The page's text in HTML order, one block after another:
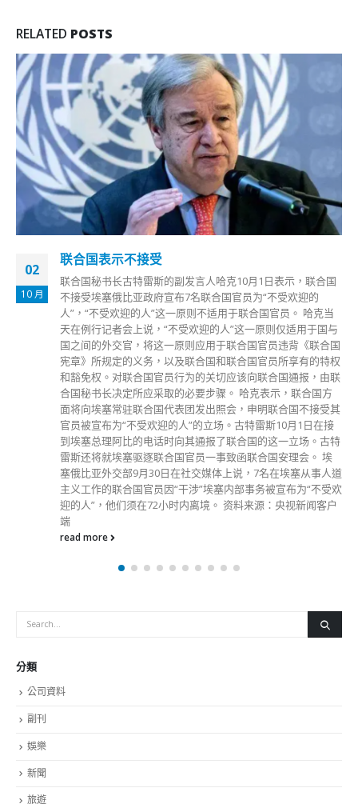
RELATED POSTS
02
10 月
联合国表示不接受
联合国秘书长古特雷斯的副发言人哈克10月1日表示，联合国
不接受埃塞俄比亚政府宣布7名联合国官员为“不受欢迎的
人”，“不受欢迎的人”这一原则不适用于联合国官员。 哈克当
天在例行记者会上说，“不受欢迎的人”这一原则仅适用于国与
国之间的外交官，将这一原则应用于联合国官员违背《联合国
宪章》所规定的义务，以及联合国和联合国官员所享有的特权
和豁免权。对联合国官员行为的关切应该向联合国通报，由联
合国秘书长决定所应采取的必要步骤。 哈克表示，联合国方
面将向埃塞常驻联合国代表团发出照会，申明联合国不接受其
官员被宣布为“不受欢迎的人”的立场。古特雷斯10月1日在接
到埃塞总理阿比的电话时向其通报了联合国的这一立场。古特
雷斯还将就埃塞驱逐联合国官员一事致函联合国安理会。 埃
塞俄比亚外交部9月30日在社交媒体上说，7名在埃塞从事人道
主义工作的联合国官员因“干涉”埃塞内部事务被宣布为“不受欢
迎的人”，他们须在72小时内离境。 资料来源：央视新闻客户
端
read more
分類
公司資料
副刊
娛樂
新聞
旅遊